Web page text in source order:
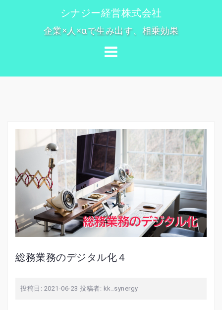
シナジー経営株式会社
企業×人×αで生み出す、相乗効果
総務業務のデジタル化４
投稿日: 2021-06-23 投稿者: kk_synergy